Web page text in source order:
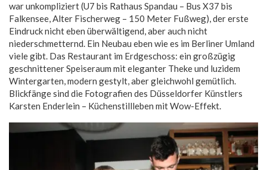
war unkompliziert (U7 bis Rathaus Spandau – Bus X37 bis
Falkensee, Alter Fischerweg – 150 Meter Fußweg), der erste
Eindruck nicht eben überwältigend, aber auch nicht
niederschmetternd. Ein Neubau eben wie es im Berliner Umland
viele gibt. Das Restaurant im Erdgeschoss: ein großzügig
geschnittener Speiseraum mit eleganter Theke und luzidem
Wintergarten, modern gestylt, aber gleichwohl gemütlich.
Blickfänge sind die Fotografien des Düsseldorfer Künstlers
Karsten Enderlein – Küchenstillleben mit Wow-Effekt.